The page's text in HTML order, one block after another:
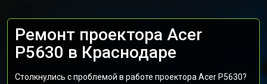
Ремонт проектора Acer
P5630 в Краснодаре
Столкнулись с проблемой в работе проектора Acer P5630?